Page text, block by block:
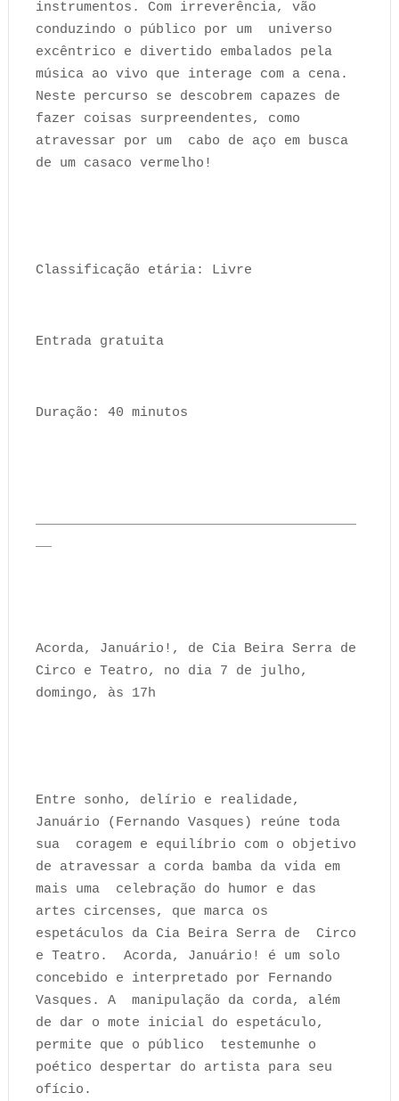
instrumentos. Com irreverência, vão
conduzindo o público por um universo
excêntrico e divertido embalados pela
música ao vivo que interage com a cena.
Neste percurso se descobrem capazes de
fazer coisas surpreendentes, como
atravessar por um cabo de aço em busca
de um casaco vermelho!
Classificação etária: Livre
Entrada gratuita
Duração: 40 minutos
Acorda, Januário!, de Cia Beira Serra de
Circo e Teatro, no dia 7 de julho,
domingo, às 17h
Entre sonho, delírio e realidade,
Januário (Fernando Vasques) reúne toda
sua coragem e equilíbrio com o objetivo
de atravessar a corda bamba da vida em
mais uma celebração do humor e das
artes circenses, que marca os
espetáculos da Cia Beira Serra de Circo
e Teatro. Acorda, Januário! é um solo
concebido e interpretado por Fernando
Vasques. A manipulação da corda, além
de dar o mote inicial do espetáculo,
permite que o público testemunhe o
poético despertar do artista para seu
ofício.